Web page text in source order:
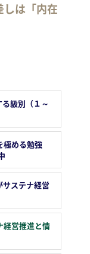
しは「内在
級別（１～
極める勉強
ステナ経営
経営推進と情